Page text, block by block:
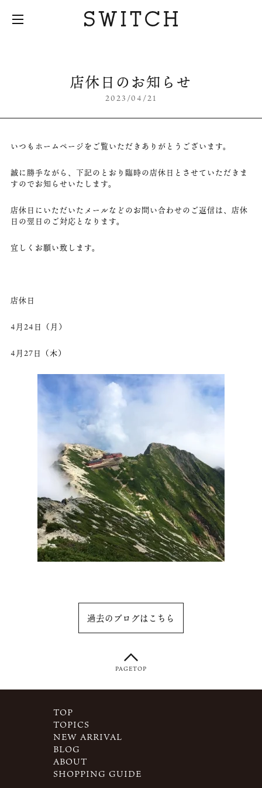
店休日のお知らせ
2023/04/21
いつもホームページをご覧いただきありがとうございます。
誠に勝手ながら、下記のとおり臨時の店休日とさせていただきま
すのでお知らせいたします。
店休日にいただいたメールなどのお問い合わせのご返信は、店休
日の翌日のご対応となります。
宜しくお願い致します。
店休日
4月24日（月）
4月27日（木）
過去のブログはこちら
PAGETOP
TOP
TOPICS
NEW ARRIVAL
BLOG
ABOUT
SHOPPING GUIDE